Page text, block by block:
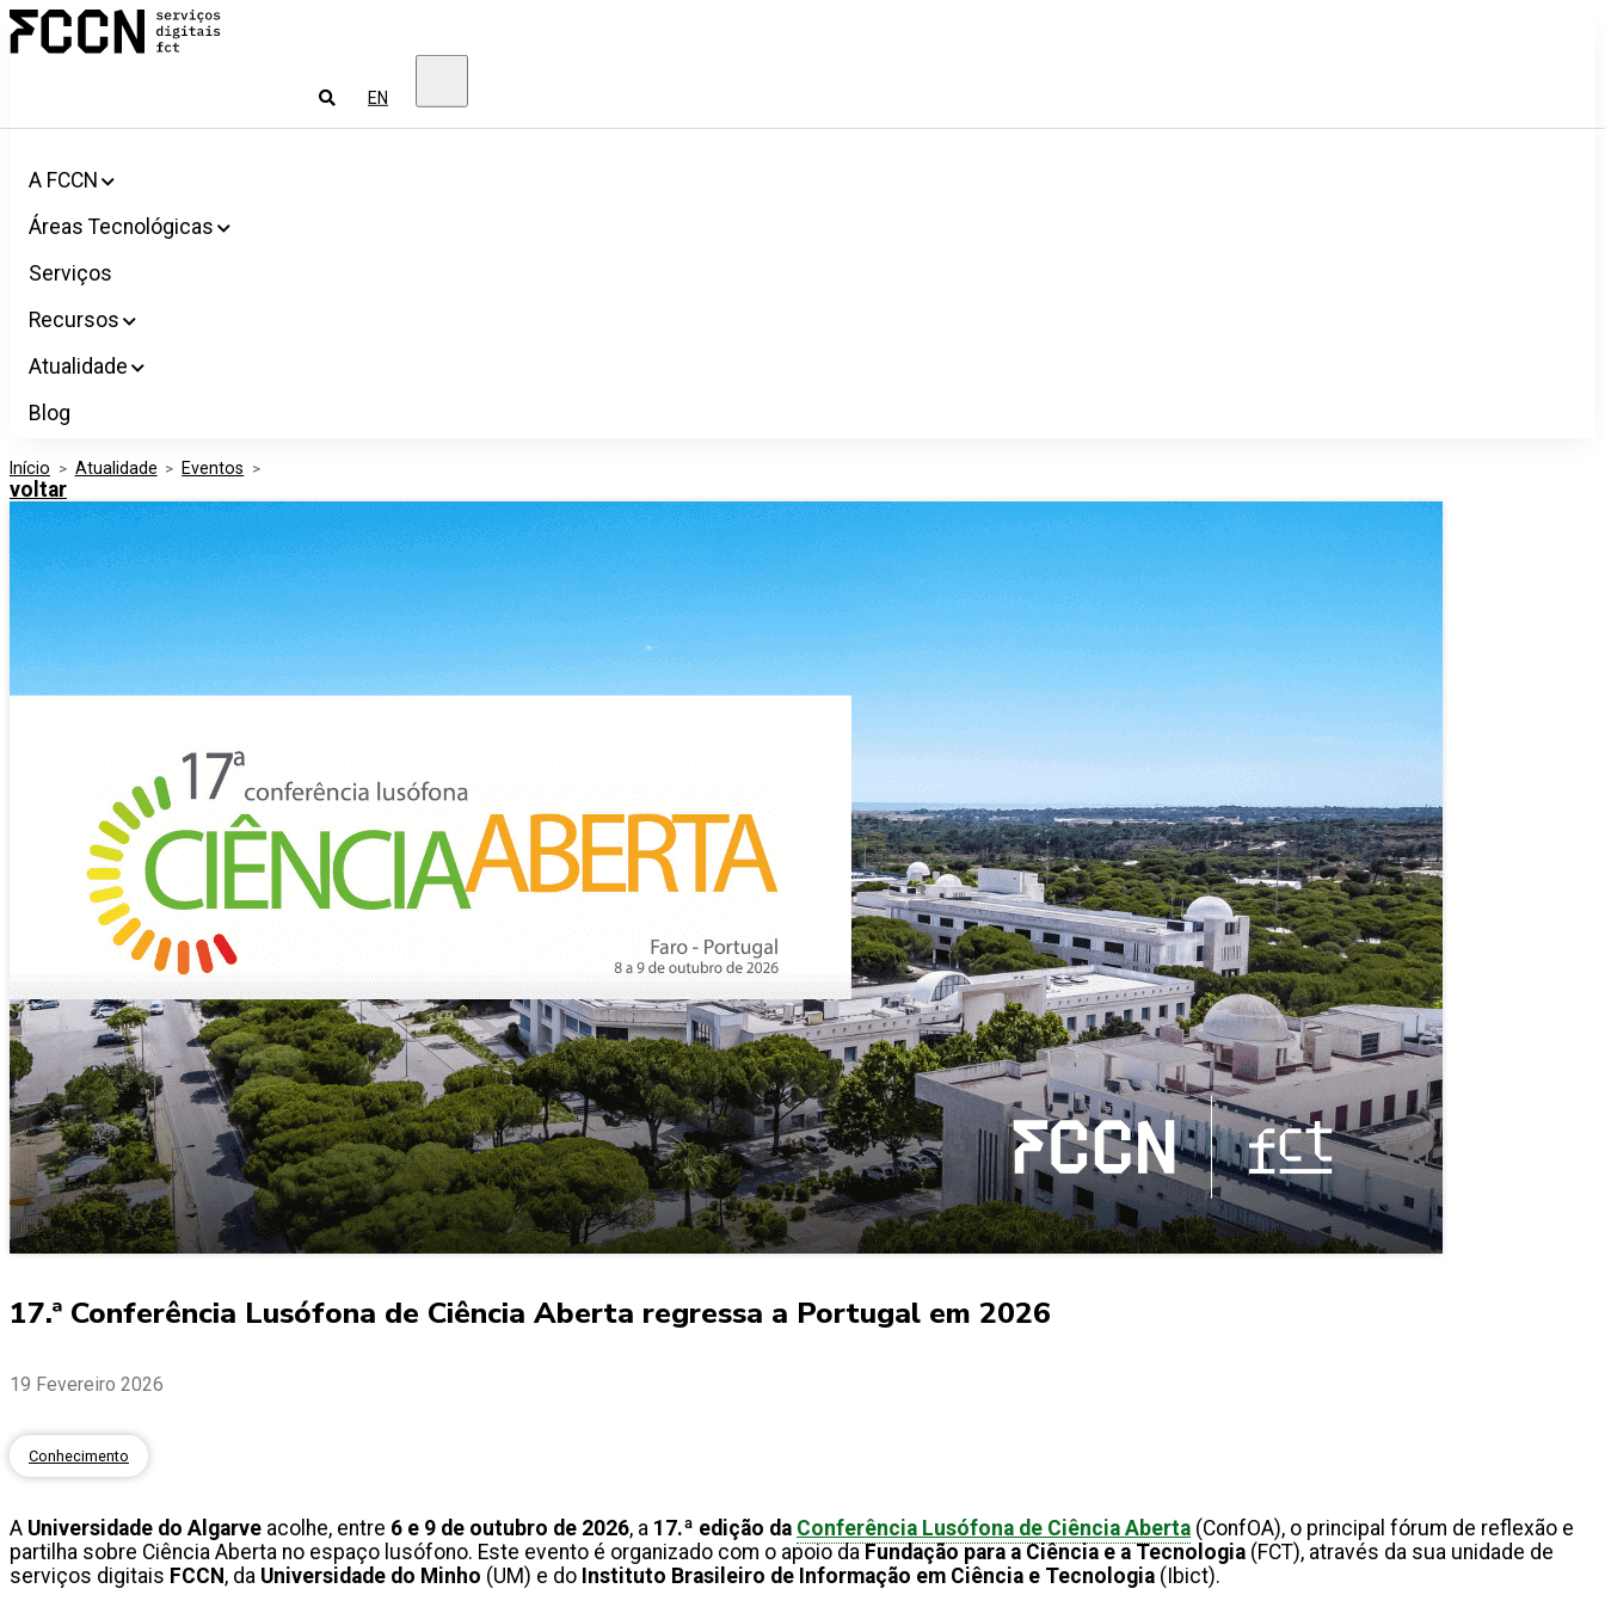
Salta
para
Pesquisar
EN
A FCCN
Áreas Tecnológicas
Serviços
Recursos
Atualidade
Blog
Início > Atualidade > Eventos >
voltar
17.ª Conferência Lusófona de Ciência Aberta regressa a Portugal em 2026
19 Fevereiro 2026
Conhecimento
A Universidade do Algarve acolhe, entre 6 e 9 de outubro de 2026, a 17.ª edição da Conferência Lusófona de Ciência Aberta (ConfOA), o principal fórum de reflexão e
partilha sobre Ciência Aberta no espaço lusófono. Este evento é organizado com o apoio da Fundação para a Ciência e a Tecnologia (FCT), através da sua unidade de
serviços digitais FCCN , da Universidade do Minho (UM) e do Instituto Brasileiro de Informação em Ciência e Tecnologia (Ibict).